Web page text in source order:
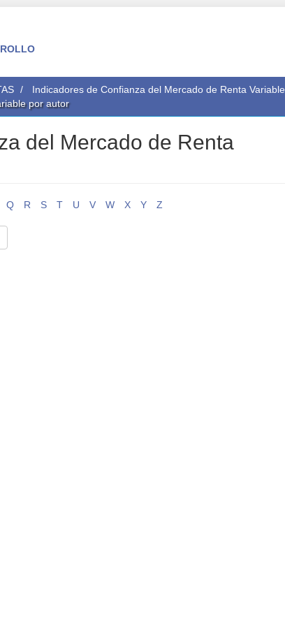
Indicadores de Confianza del Mercado de Renta Variable
por autor
del Mercado de Renta
Q R S T U V W X Y Z